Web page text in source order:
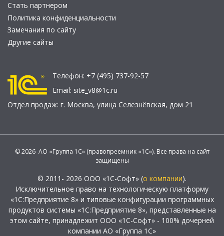
Стать партнером
Политика конфиденциальности
Замечания по сайту
Другие сайты
Телефон: +7 (495) 737-92-57
Email: site_v8@1c.ru
Отдел продаж: г. Москва, улица Селезнёвская, дом 21
© 2026 АО «Группа 1С» (правопреемник «1С»). Все права на сайт
защищены
© 2011- 2026 ООО «1С-Софт» (о компании).
Исключительное право на технологическую платформу
«1С:Предприятие 8» и типовые конфигурации программных
продуктов системы «1С:Предприятие 8», представленные на
этом сайте, принадлежит ООО «1С-Софт» - 100% дочерней
компании АО «Группа 1С»